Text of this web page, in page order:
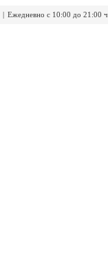
| Ежедневно с 10:00 до 21:00 ч.